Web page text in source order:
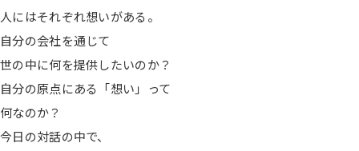
人にはそれぞれ想いがある。
自分の会社を通じて
世の中に何を提供したいのか？
自分の原点にある「想い」って
何なのか？
今日の対話の中で、